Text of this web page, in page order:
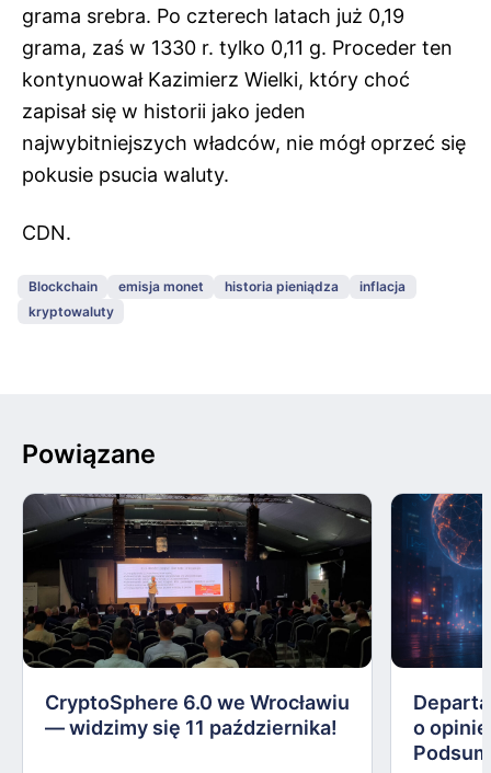
grama srebra. Po czterech latach już 0,19
grama, zaś w 1330 r. tylko 0,11 g. Proceder ten
kontynuował Kazimierz Wielki, który choć
zapisał się w historii jako jeden
najwybitniejszych władców, nie mógł oprzeć się
pokusie psucia waluty.
CDN.
Blockchain emisja monet historia pieniądza
inflacja
kryptowaluty
Powiązane
CryptoSphere 6.0 we Wrocławiu
— widzimy się 11 października!
o opinie